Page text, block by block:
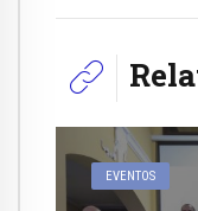
EVENTOS